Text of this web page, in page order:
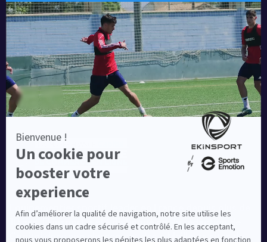
Blog
Une société de :
Equipementier sportif leader en France depuis plus de
10 ans, Ekinsport a été distingué par la rédaction de
Capital dans son classement des « Meilleurs sites de